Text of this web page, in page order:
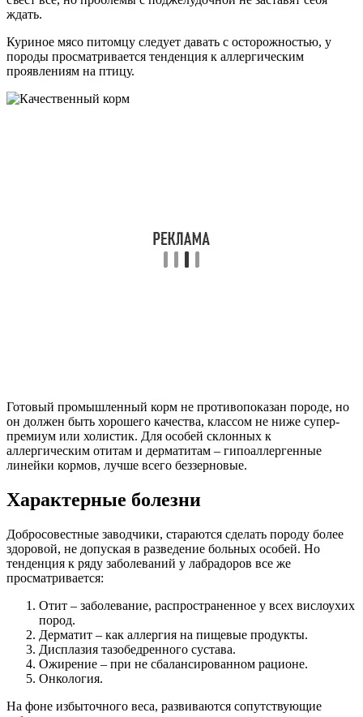
ждать.
Куриное мясо питомцу следует давать с осторожностью, у
породы просматривается тенденция к аллергическим
проявлениям на птицу.
Готовый промышленный корм не противопоказан породе, но
он должен быть хорошего качества, классом не ниже супер-
премиум или холистик. Для особей склонных к
аллергическим отитам и дерматитам – гипоаллергенные
линейки кормов, лучше всего беззерновые.
Характерные болезни
Добросовестные заводчики, стараются сделать породу более
здоровой, не допуская в разведение больных особей. Но
тенденция к ряду заболеваний у лабрадоров все же
просматривается:
Отит – заболевание, распространенное у всех вислоухих
пород.
Дерматит – как аллергия на пищевые продукты.
Дисплазия тазобедренного сустава.
Ожирение – при не сбалансированном рационе.
Онкология.
На фоне избыточного веса, развиваются сопутствующие